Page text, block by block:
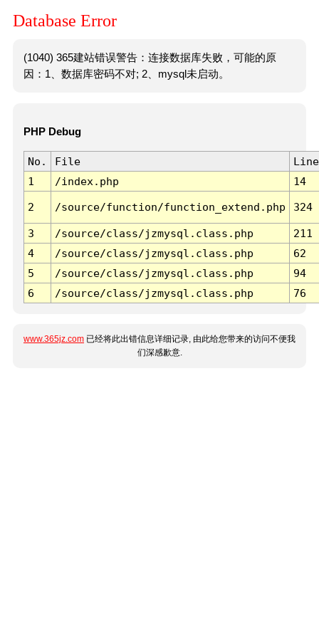
Database Error
(1040) 365建站错误警告：连接数据库失败，可能的原
因：1、数据库密码不对; 2、mysql未启动。
PHP Debug
No. File
Line
1
/index.php 14
2 /source/function/function_extend.php 324
3 /source/class/jzmysql.class.php
211
4
/source/class/jzmysql.class.php
62
5
/source/class/jzmysql.class.php
94
6
/source/class/jzmysql.class.php 76
www.365jz.com 已经将此出错信息详细记录, 由此给您带来的访问不便我
们深感歉意.